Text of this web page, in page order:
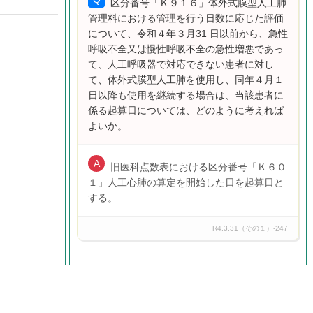
区分番号「Ｋ９１６」体外式膜型人工肺
管理料における管理を行う日数に応じた評価
について、令和４年３月31 日以前から、急性
呼吸不全又は慢性呼吸不全の急性増悪であっ
て、人工呼吸器で対応できない患者に対し
て、体外式膜型人工肺を使用し、同年４月１
日以降も使用を継続する場合は、当該患者に
係る起算日については、どのように考えれば
よいか。
旧医科点数表における区分番号「Ｋ６０
１」人工心肺の算定を開始した日を起算日と
する。
R4.3.31（その１）-247